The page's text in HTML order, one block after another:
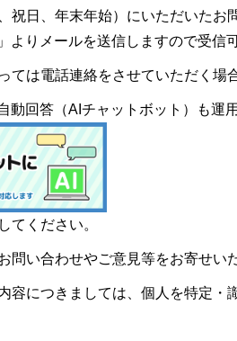
祝日、年末年始）にいただいた
よりメールを送信しますので受信
ては電話連絡をさせていただく場
動回答（AIチャットボット）も運
てください。
問い合わせやご意見等をお寄せい
容につきましては、個人を特定・